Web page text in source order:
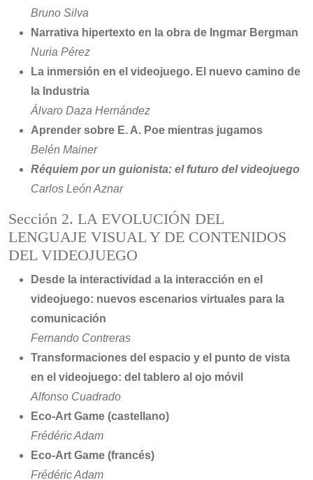
Bruno Silva
Narrativa hipertexto en la obra de Ingmar Bergman
Nuria Pérez
La inmersión en el videojuego. El nuevo camino de
la Industria
Álvaro Daza Hernández
Aprender sobre E. A. Poe mientras jugamos
Belén Mainer
Réquiem por un guionista: el futuro del videojuego
Carlos León Aznar
Sección 2. LA EVOLUCIÓN DEL
LENGUAJE VISUAL Y DE CONTENIDOS
DEL VIDEOJUEGO
Desde la interactividad a la interacción en el
videojuego: nuevos escenarios virtuales para la
comunicación
Fernando Contreras
Transformaciones del espacio y el punto de vista
en el videojuego: del tablero al ojo móvil
Alfonso Cuadrado
Eco-Art Game (castellano)
Frédéric Adam
Eco-Art Game (francés)
Frédéric Adam